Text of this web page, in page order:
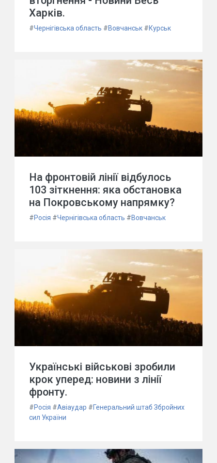
Харків.
#Чернігівська область #Вовчанськ #Курськ
На фронтовій лінії відбулось
103 зіткнення: яка обстановка
на Покровському напрямку?
#Росія #Чернігівська область #Вовчанськ
Українські військові зробили
крок уперед: новини з лінії
фронту.
#Росія #Авіаудар #Генеральний штаб Збройних
сил України